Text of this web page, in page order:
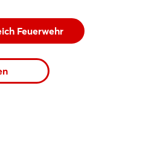
Feuerwehr